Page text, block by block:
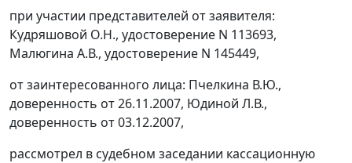
при участии представителей от заявителя:
Кудряшовой О.Н., удостоверение N 113693,
Малюгина А.В., удостоверение N 145449,
от заинтересованного лица: Пчелкина В.Ю.,
доверенность от 26.11.2007, Юдиной Л.В.,
доверенность от 03.12.2007,
рассмотрел в судебном заседании кассационную